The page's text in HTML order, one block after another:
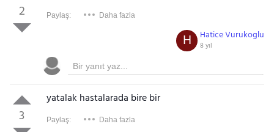
2 Paylaş: Daha fazla
Hatice Vurukoglu
8 yıl
H
3
yatalak hastalarada bire bir
Paylaş: Daha fazla